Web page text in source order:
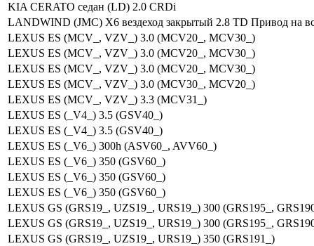
KIA CERATO седан (LD) 2.0 CRDi
LANDWIND (JMC) X6 вездеход закрытый 2.8 TD Привод на
LEXUS ES (MCV_, VZV_) 3.0 (MCV20_, MCV30_)
LEXUS ES (MCV_, VZV_) 3.0 (MCV20_, MCV30_)
LEXUS ES (MCV_, VZV_) 3.0 (MCV20_, MCV30_)
LEXUS ES (MCV_, VZV_) 3.0 (MCV30_, MCV20_)
LEXUS ES (MCV_, VZV_) 3.3 (MCV31_)
LEXUS ES (_V4_) 3.5 (GSV40_)
LEXUS ES (_V4_) 3.5 (GSV40_)
LEXUS ES (_V6_) 300h (ASV60_, AVV60_)
LEXUS ES (_V6_) 350 (GSV60_)
LEXUS ES (_V6_) 350 (GSV60_)
LEXUS ES (_V6_) 350 (GSV60_)
LEXUS GS (GRS19_, UZS19_, URS19_) 300 (GRS195_,
LEXUS GS (GRS19_, UZS19_, URS19_) 300 (GRS195_,
LEXUS GS (GRS19_, UZS19_, URS19_) 350 (GRS191_)